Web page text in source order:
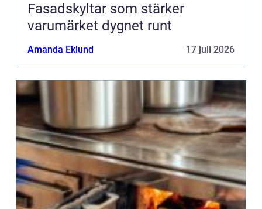
Fasadskyltar som stärker
varumärket dygnet runt
Amanda Eklund 17 juli 2026